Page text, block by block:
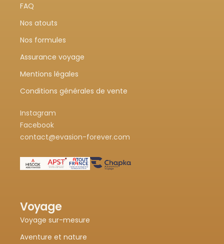
FAQ
Nos atouts
Nos formules
Assurance voyage
Mentions légales
Conditions générales de vente
Instagram
Facebook
contact@evasion-forever.com
Voyage
Voyage sur-mesure
Aventure et nature